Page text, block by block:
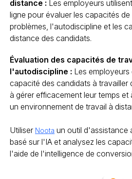
distance : Les employeurs
ligne pour évaluer les capacités
problèmes, l'autodiscipline et les
distance des candidats.
Évaluation des capacités de
l'autodiscipline : Les
capacité des candidats à travailler
à gérer efficacement leur temps et
un environnement de travail à
Utiliser Noota un outil d'assistance
basé sur l'IA et analysez les
l'aide de l'intelligence de